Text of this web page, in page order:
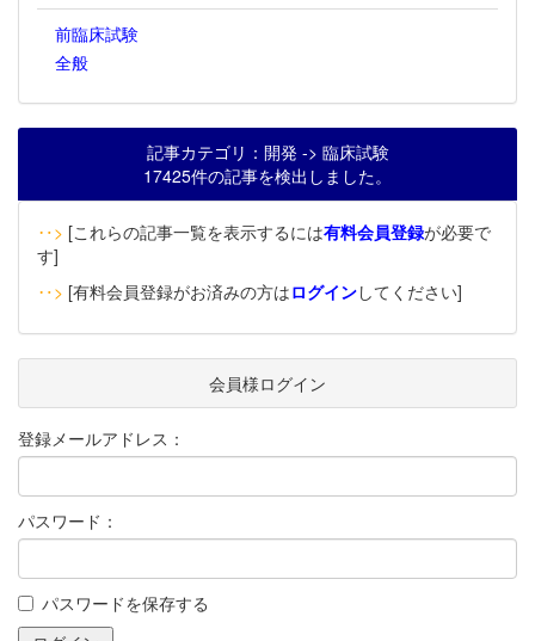
前臨床試験
全般
記事カテゴリ：開発 -> 臨床試験
17425件の記事を検出しました。
‥> [これらの記事一覧を表示するには有料会員登録が必要で
す]
‥> [有料会員登録がお済みの方はログインしてください]
会員様ログイン
登録メールアドレス：
パスワード：
パスワードを保存する